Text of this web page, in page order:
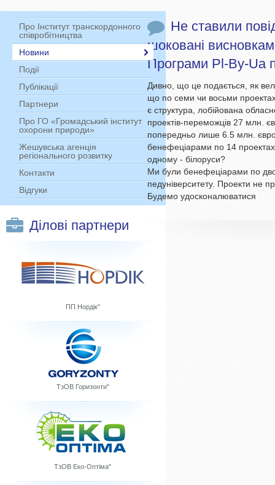
Про Інститут транскордонного
співробітництва
Новини
Події
Публікації
Партнери
Про ГО «Громадський інститут
охорони природи»
Жешувська агенція
регіонального розвитку
Контакти
Відгуки
Ділові партнери
ПП Нордік"
ТзОВ Горизонти"
ТзОВ Еко-Оптіма"
Не ставили
шоковані
Програми Pl-By-Ua
Дивно, що це подається, як
що по семи чи восьми
є структура, лобійована
проектів-переможців 27 млн.
попередньо лише 6.5 млн.
бенефеціарами по 14 проектах
одному - білоруси?
Ми були бенефеціарами по
педуніверситету. Проекти не
Будемо удосконалюватися